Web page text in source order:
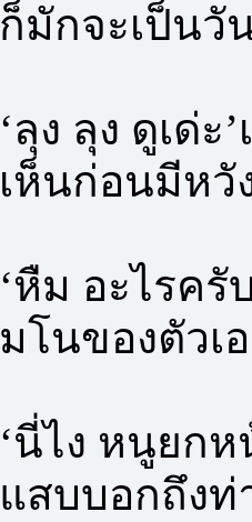
ก็มักจะเป็นวั
‘ลุง ลุง ดูเด่
เห็นก่อนมีห
‘หืม อะไรค
มโนของตัวเ
‘นี่ไง หนูยกห
แสบบอกถึงท่